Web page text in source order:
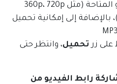
قائمة بجودات الفيديو المتاحة (مثل 360p، 720p
HD، أو 1080p Full HD)، بالإضافة إلى إمكانية تحميل
زر تحميل، وانتظر حتى
رابط الفيديو من